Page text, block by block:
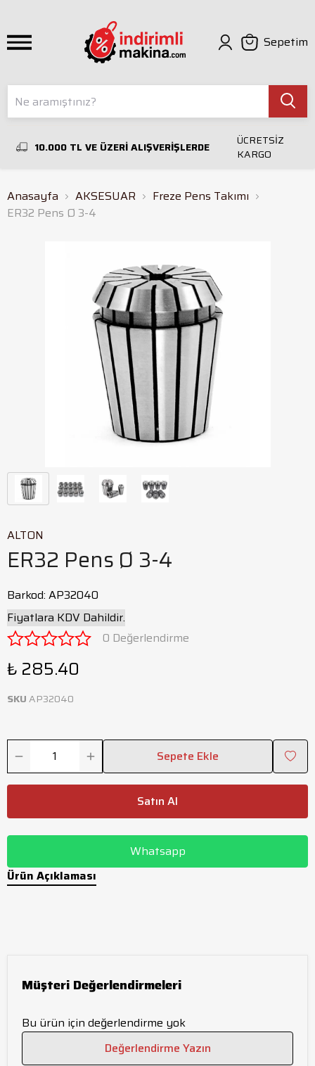
Sepetim
10.000 TL VE ÜZERİ ALIŞVERİŞLERDE
ÜCRETSİZ
KARGO
Anasayfa AKSESUAR
Freze Pens Takımı
ER32 Pens Ø 3-4
ALTON
ER32 Pens Ø 3-4
Barkod: AP32040
Fiyatlara KDV Dahildir.
0 Değerlendirme
₺ 285.40
SKUAP32040
Sepete Ekle
Satın Al
Whatsapp
Ürün Açıklaması
Müşteri Değerlendirmeleri
Bu ürün için değerlendirme yok
Değerlendirme Yazın